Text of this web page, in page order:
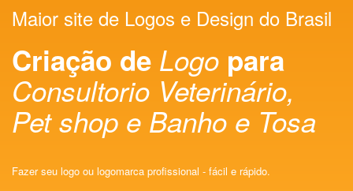
Maior site de Logos e Design do Brasil
Criação de Logo para
Consultorio Veterinário,
Pet shop e Banho e Tosa
Fazer seu logo ou logomarca profissional - fácil e rápido.